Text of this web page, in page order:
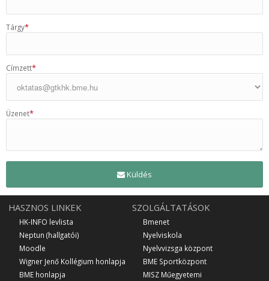
Tárgy*
Címzett*
Üzenet*
Küldés
HASZNOS LINKEK
HK-INFO levlista
Neptun (hallgatói)
Moodle
Wigner Jenő Kollégium honlapja
BME honlapja
SZOLGÁLTATÁSOK
Bmenet
Nyelviskola
Nyelvvizsga központ
BME Sportközpont
MISZ Műegyetemi